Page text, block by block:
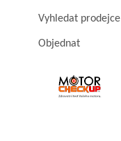
Vyhledat prodejce
Objednat